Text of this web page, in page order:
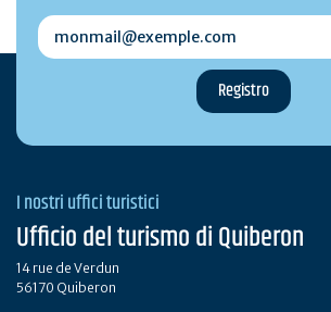
monmail@exemple.com
I nostri uffici turistici
Ufficio del turismo di Quiberon
14 rue de Verdun
56170 Quiberon